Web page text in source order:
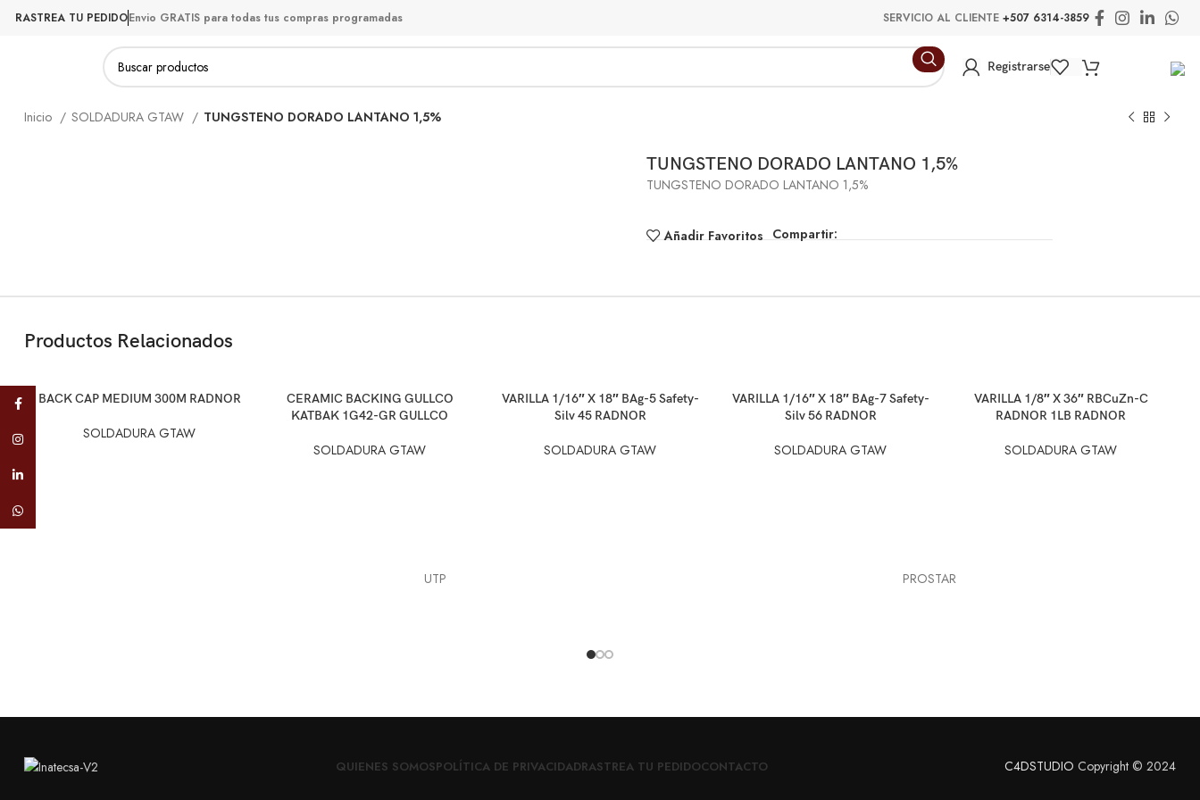
RASTREA TU PEDIDOEnvio GRATIS para todas tus compras programadas SERVICIO AL CLIENTE +507 6314-3859
Registrarse
Inicio SOLDADURA GTAW TUNGSTENO DORADO LANTANO 1,5%
TUNGSTENO DORADO LANTANO 1,5%
TUNGSTENO DORADO LANTANO 1,5%
Añadir Favoritos Compartir:
Productos Relacionados
BACK CAP MEDIUM 300M RADNOR
SOLDADURA GTAW
CERAMIC BACKING GULLCO
KATBAK 1G42-GR GULLCO
SOLDADURA GTAW
VARILLA 1/16″ X 18″ BAg-5 Safety-
Silv 45 RADNOR
SOLDADURA GTAW
VARILLA 1/16″ X 18″ BAg-7 Safety-
Silv 56 RADNOR
SOLDADURA GTAW
VARILLA 1/8″ X 36″ RBCuZn-C
RADNOR 1LB RADNOR
SOLDADURA GTAW
UTP PROSTAR
QUIENES SOMOSPOLÍTICA DE PRIVACIDADRASTREA TU PEDIDOCONTACTO C4DSTUDIO Copyright © 2024
Facebook
Instagram